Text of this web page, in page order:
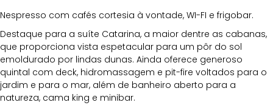
Nespresso com cafés cortesia à vontade, WI-FI e frigobar.
Destaque para a suíte Catarina, a maior dentre as cabanas,
que proporciona vista espetacular para um pôr do sol
emoldurado por lindas dunas. Ainda oferece generoso
quintal com deck, hidromassagem e pit-fire voltados para o
jardim e para o mar, além de banheiro aberto para a
natureza, cama king e minibar.